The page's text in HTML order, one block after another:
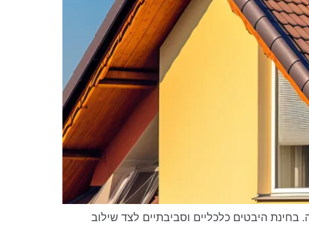
בחינת היבטים כלכליים וסביבתיים לצד שילוב